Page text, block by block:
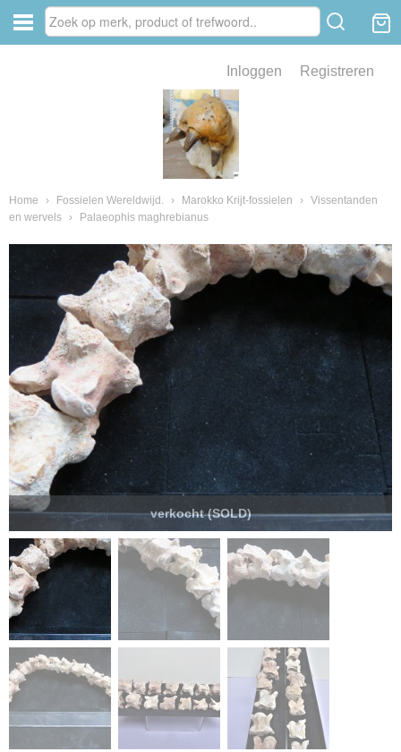
Inloggen Registreren
Home › Fossielen Wereldwijd. › Marokko Krijt-fossielen › Vissentanden
en wervels
› Palaeophis maghrebianus
verkocht (SOLD)
van fossielen en mineralen